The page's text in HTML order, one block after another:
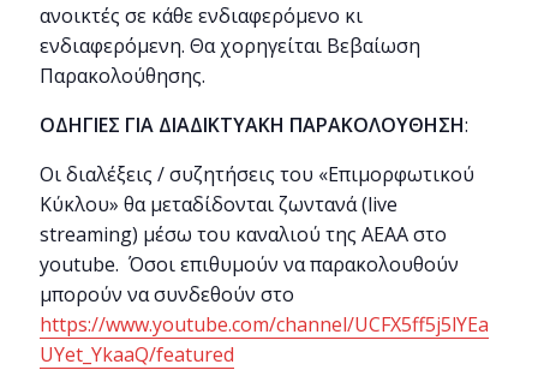
ανοικτές σε κάθε ενδιαφερόμενο κι
ενδιαφερόμενη. Θα χορηγείται Βεβαίωση
Παρακολούθησης.
ΟΔΗΓΙΕΣ ΓΙΑ ΔΙΑΔΙΚΤΥΑΚΗ ΠΑΡΑΚΟΛΟΥΘΗΣΗ:
Οι διαλέξεις / συζητήσεις του «Επιμορφωτικού
Κύκλου» θα μεταδίδονται ζωντανά (live
streaming) μέσω του καναλιού της ΑΕΑΑ στο
youtube. Όσοι επιθυμούν να παρακολουθούν
μπορούν να συνδεθούν στο
https://www.youtube.com/channel/UCFX5ff5j5lYEa
UYet_YkaaQ/featured